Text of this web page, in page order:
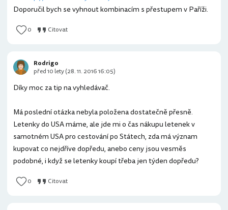
Doporučil bych se vyhnout kombinacím s přestupem v Paříži.
0 Citovat
Díky moc za tip na vyhledávač.
Má poslední otázka nebyla položena dostatečně přesně.
Letenky do USA máme, ale jde mi o čas nákupu letenek v
samotném USA pro cestování po Státech, zda má význam
kupovat co nejdříve dopředu, anebo ceny jsou vesměs
podobné, i když se letenky koupí třeba jen týden dopředu?
0 Citovat
Rodrigo
před 10 lety (28. 11. 2016 16:05)